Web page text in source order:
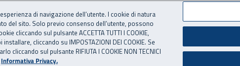
per l'Assicurazione
di navigazione dell’utente. I cookie di natura
del sito. Solo previo consenso dell’utente, possono
cliccando sul pulsante ACCETTA TUTTI I COOKIE,
cliccando su IMPOSTAZIONI DEI COOKIE. Se
cliccando sul pulsante RIFIUTA I COOKIE NON TECNICI
Informativa Privacy.